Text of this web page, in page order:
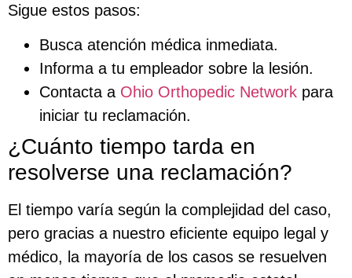
Sigue estos pasos:
Busca atención médica inmediata.
Informa a tu empleador sobre la lesión.
Contacta a Ohio Orthopedic Network para
iniciar tu reclamación.
¿Cuánto tiempo tarda en
resolverse una reclamación?
El tiempo varía según la complejidad del caso,
pero gracias a nuestro eficiente equipo legal y
médico, la mayoría de los casos se resuelven